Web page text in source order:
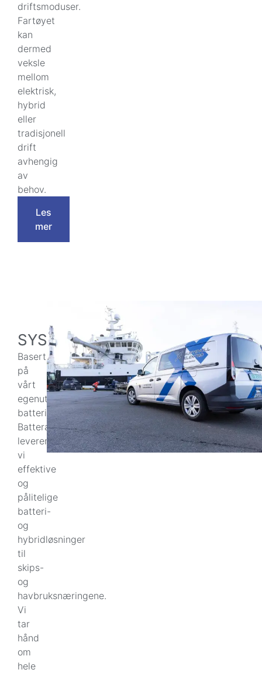
driftsmoduser.
Fartøyet
kan
dermed
veksle
mellom
elektrisk,
hybrid
eller
tradisjonell
drift
avhengig
av
behov.
Les
mer
SYSTEMLØSNINGER
Basert
på
vårt
egenutviklede
batterisystem,
Batterator,
leverer
vi
effektive
og
pålitelige
batteri-
og
hybridløsninger
til
skips-
og
havbruksnæringene.
Vi
tar
hånd
om
hele